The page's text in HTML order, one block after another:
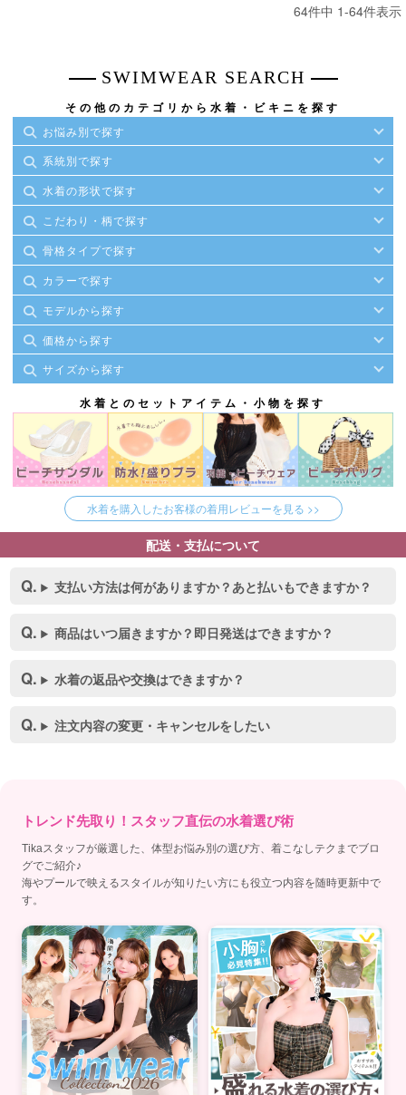
64件中 1-64件表示
SWIMWEAR SEARCH
その他のカテゴリから水着・ビキニを探す
お悩み別で探す
系統別で探す
水着の形状で探す
こだわり・柄で探す
骨格タイプで探す
カラーで探す
モデルから探す
価格から探す
サイズから探す
水着とのセットアイテム・小物を探す
水着を購入したお客様の着用レビューを見る >>
配送・支払について
支払い方法は何がありますか？あと払いもできますか？
商品はいつ届きますか？即日発送はできますか？
水着の返品や交換はできますか？
注文内容の変更・キャンセルをしたい
トレンド先取り！スタッフ直伝の水着選び術
Tikaスタッフが厳選した、体型お悩み別の選び方、着こなしテクまでブロ
グでご紹介♪
海やプールで映えるスタイルが知りたい方にも役立つ内容を随時更新中で
す。